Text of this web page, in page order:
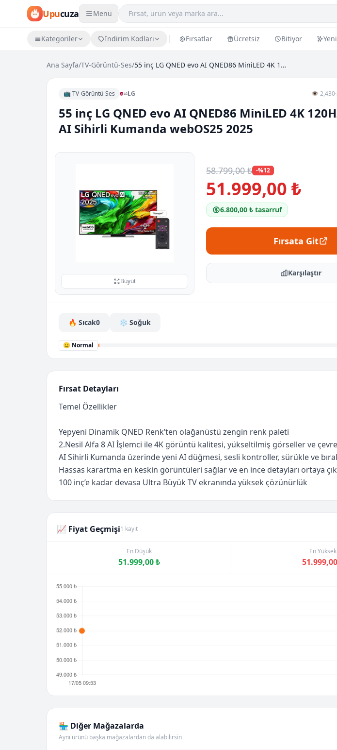
Upucuza Menü
Kategoriler İndirim Kodları Fırsatlar Ücretsiz Bitiyor Yeni
Ana Sayfa/TV-Görüntü-Ses/ 55 inç LG QNED evo AI QNED86 MiniLED 4K 120Hz Smar...
📺 TV-Görüntü-Ses LG 👁 2,430·
55 inç LG QNED evo AI QNED86 MiniLED 4K
AI Sihirli Kumanda webOS25 2025
Büyüt
58.799,00 ₺ -%12
51.999,00 ₺
6.800,00 ₺ tasarruf
Fırsata Git
Karşılaştır
🔥 Sıcak0 ❄️ Soğuk
😐 Normal
Fırsat Detayları
Temel Özellikler
Yepyeni Dinamik QNED Renk’ten olağanüstü zengin renk paleti
2.Nesil Alfa 8 AI İşlemci ile 4K görüntü kalitesi, yükseltilmiş görseller ve
AI Sihirli Kumanda üzerinde yeni AI düğmesi, sesli kontroller, sürükle ve
Hassas karartma en keskin görüntüleri sağlar ve en ince detayları ortaya
100 inç’e kadar devasa Ultra Büyük TV ekranında yüksek çözünürlük
📈 Fiyat Geçmişi1 kayıt
En Düşük
51.999,00 ₺
En Yüksek
🏪 Diğer Mağazalarda
Aynı ürünü başka mağazalardan da alabilirsin